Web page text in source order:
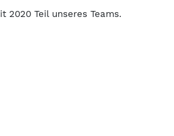
2020 Teil unseres Teams.